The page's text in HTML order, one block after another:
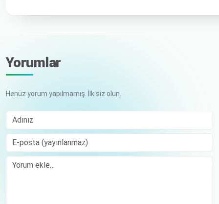
Yorumlar
Henüz yorum yapılmamış. İlk siz olun.
Adınız
E-posta (yayınlanmaz)
Comment